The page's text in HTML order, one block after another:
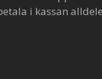
i kassan